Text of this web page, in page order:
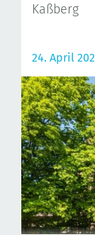
Kaßberg
24. April